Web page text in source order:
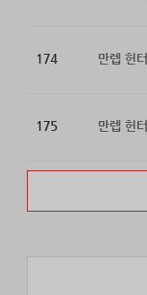
174 만렙 헌
175 만렙 헌